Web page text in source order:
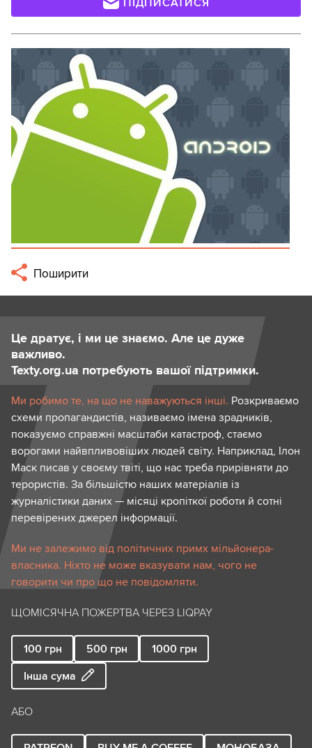
ПІДПИСАТИСЯ
Поширити
Це дратує, і ми це знаємо. Але це дуже
важливо.
Texty.org.ua потребують вашої підтримки.
Ми робимо те, на що не наважуються інші. Розкриваємо
схеми пропагандистів, називаємо імена зрадників,
показуємо справжні масштаби катастроф, стаємо
ворогами найвпливовіших людей світу. Наприклад, Ілон
Маск писав у своєму твіті, що нас треба прирівняти до
терористів. За більшістю наших матеріалів із
журналістики даних — місяці кропіткої роботи й сотні
перевірених джерел інформації.
Ми не залежимо від політичних примх мільйонера-
власника. Ніхто не може вказувати нам, чого не
говорити чи про що не повідомляти.
ЩОМІСЯЧНА ПОЖЕРТВА ЧЕРЕЗ LIQPAY
100 грн 500 грн 1000 грн
Інша сума
АБО